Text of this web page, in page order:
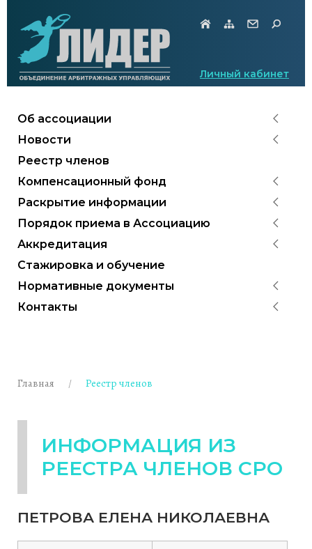
Личный кабинет
Об ассоциации
Новости
Реестр членов
Компенсационный фонд
Раскрытие информации
Порядок приема в Ассоциацию
Аккредитация
Стажировка и обучение
Нормативные документы
Контакты
Главная Реестр членов
ИНФОРМАЦИЯ ИЗ
РЕЕСТРА ЧЛЕНОВ СРО
ПЕТРОВА ЕЛЕНА НИКОЛАЕВНА